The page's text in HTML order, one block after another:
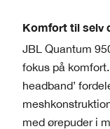
Komfort til selv
JBL Quantum
fokus på
headband’
med ørepuder i